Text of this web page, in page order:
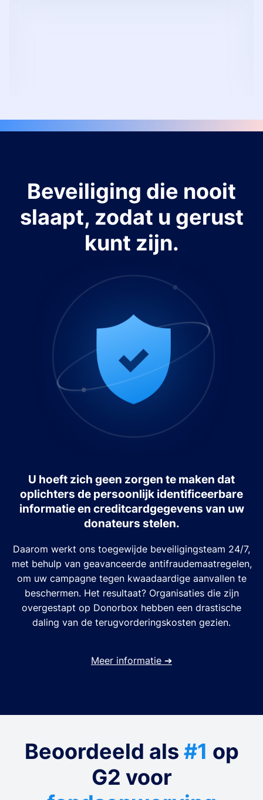
Beveiliging die nooit
slaapt, zodat u gerust
kunt zijn.
U hoeft zich geen zorgen te maken dat
oplichters de persoonlijk identificeerbare
informatie en creditcardgegevens van uw
donateurs stelen.
Daarom werkt ons toegewijde beveiligingsteam 24/7,
met behulp van geavanceerde antifraudemaatregelen,
om uw campagne tegen kwaadaardige aanvallen te
beschermen. Het resultaat? Organisaties die zijn
overgestapt op Donorbox hebben een drastische
daling van de terugvorderingskosten gezien.
Meer informatie ➔
Beoordeeld als #1 op
G2 voor